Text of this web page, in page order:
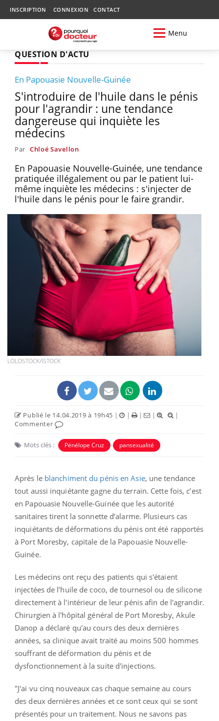
INSCRIPTION CONNEXION CONTACT
Menu
QUESTION D'ACTU
En Papouasie Nouvelle-Guinée
S'introduire de l'huile dans le pénis
pour l'agrandir : une tendance
dangereuse qui inquiète les
médecins
Par Chloé Savellon
En Papouasie Nouvelle-Guinée, une tendance
pratiquée illégalement ou par le patient lui-
même inquiète les médecins : s'injecter de
l'huile dans le pénis pour le faire grandir.
LOLOSTOCK/ISTOCK
Publié le 14.04.2019 à 19h45 | | | |
|
Commenter
Mots clés : Pénélope Cruz pansexualité
Après le blanchiment du pénis en Asie, une tendance
tout aussi inquiétante gagne du terrain. Cette fois, c’est
en Papouasie Nouvelle-Guinée que les autorité
sanitaires tirent la sonnette d’alarme. Plusieurs cas
inquiétants de déformations du pénis ont été rapportés
à Port Moresby, capitale de la Papouasie Nouvelle-
Guinée.
Les médecins ont reçu des patients qui s'étaient
injectées de l’huile de coco, de tournesol ou de silicone
directement à l'intérieur de leur pénis afin de l'agrandir.
Chirurgien à l'hôpital général de Port Moresby, Akule
Danop a déclaré qu'au cours des deux dernières
années, sa clinique avait traité au moins 500 hommes
souffrant de déformation du pénis et de
dysfonctionnement à la suite d'injections.
"J'ai vu cinq nouveaux cas chaque semaine au cours
des deux dernières années et ce sont ceux qui se sont
présentés pour un traitement. Nous ne savons pas